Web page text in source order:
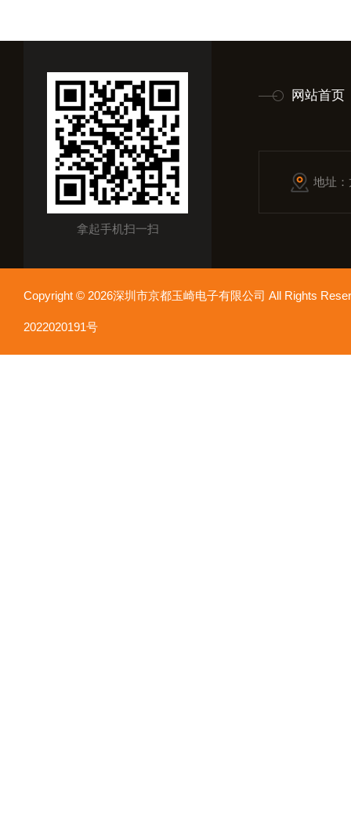
拿起手机扫一扫
网站首页
地址
Copyright © 2026深圳市京都玉崎电子有限公司 All Rights
2022020191号